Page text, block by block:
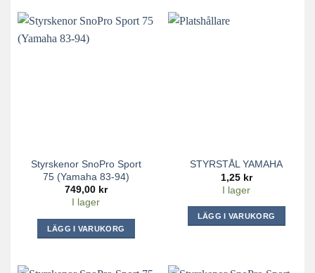
Styrskenor SnoPro Sport
75 (Yamaha 83-94)
749,00 kr
I lager
LÄGG I VARUKORG
STYRSTÅL YAMAHA
1,25 kr
I lager
LÄGG I VARUKORG